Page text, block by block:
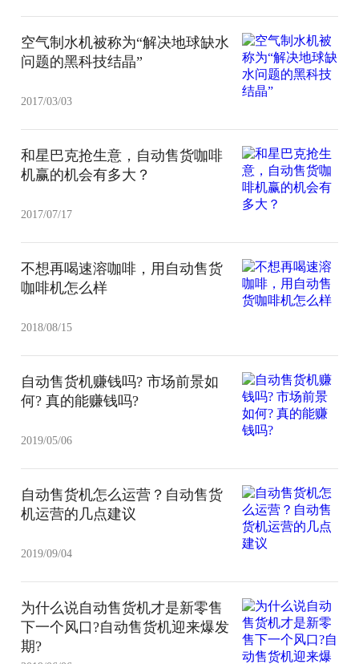
空气制水机被称为“解决地球缺水
问题的黑科技结晶”
2017/03/03
和星巴克抢生意，自动售货咖啡
机赢的机会有多大？
2017/07/17
不想再喝速溶咖啡，用自动售货
咖啡机怎么样
2018/08/15
自动售货机赚钱吗? 市场前景如
何? 真的能赚钱吗?
2019/05/06
自动售货机怎么运营？自动售货
机运营的几点建议
2019/09/04
为什么说自动售货机才是新零售
下一个风口?自动售货机迎来爆发
期?